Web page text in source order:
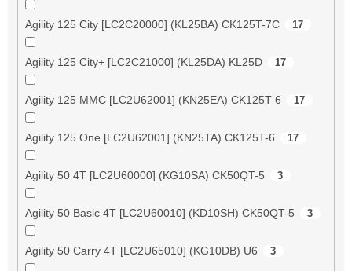
Agility 125 City [LC2C20000] (KL25BA) CK125T-7C 17
Agility 125 City+ [LC2C21000] (KL25DA) KL25D 17
Agility 125 MMC [LC2U62001] (KN25EA) CK125T-6 17
Agility 125 One [LC2U62001] (KN25TA) CK125T-6 17
Agility 50 4T [LC2U60000] (KG10SA) CK50QT-5 3
Agility 50 Basic 4T [LC2U60010] (KD10SH) CK50QT-5 3
Agility 50 Carry 4T [LC2U65010] (KG10DB) U6 3